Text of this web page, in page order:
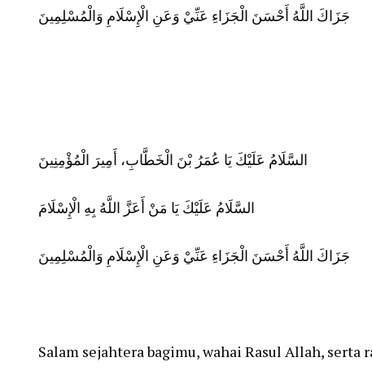
جَزَاكَ اللَّهُ أَحْسَنَ الْجَزَاءِ عَنِّيْ وَعَنِ الْإِسْلَامِ وَالْمُسْلِمِينَ
السَّلَامُ عَلَيْكَ يَا عُمَرُ بْنَ الْخَطَّابِ، أَمِيرَ الْمُؤْمِنِينَ
السَّلَامُ عَلَيْكَ يَا مَنْ أَعَزَّ اللَّهُ بِهِ الْإِسْلَامَ
جَزَاكَ اللَّهُ أَحْسَنَ الْجَزَاءِ عَنِّيْ وَعَنِ الْإِسْلَامِ وَالْمُسْلِمِينَ
Salam sejahtera bagimu, wahai Rasul Allah, serta